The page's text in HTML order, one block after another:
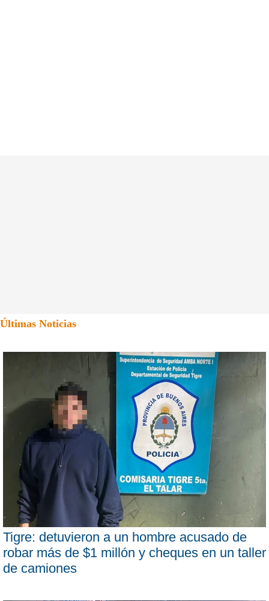
Últimas Noticias
Tigre: detuvieron a un hombre acusado de
robar más de $1 millón y cheques en un taller
de camiones